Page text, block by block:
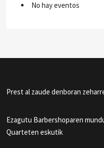
No hay eventos
Prest al zaude denboran
Ezagutu Barbershoparen
Quarteten eskutik